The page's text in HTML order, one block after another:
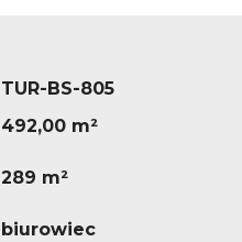
TUR-BS-805
492,00 m²
289 m²
biurowiec